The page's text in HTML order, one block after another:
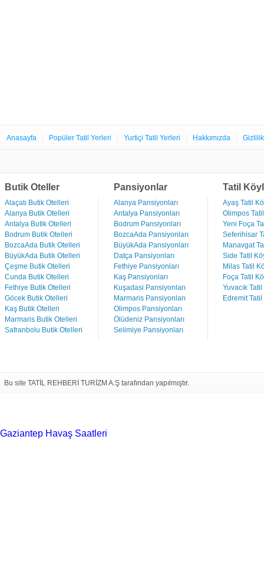
Anasayfa Popüler Tatil Yerleri Yurtiçi Tatil Yerleri Hakkımızda
Butik Oteller
Alaçatı Butik Otelleri
Alanya Butik Otelleri
Antalya Butik Otelleri
Bodrum Butik Otelleri
BozcaAda Butik Otelleri
BüyükAda Butik Otelleri
Çeşme Butik Otelleri
Cunda Butik Otelleri
Fethiye Butik Otelleri
Göcek Butik Otelleri
Kaş Butik Otelleri
Marmaris Butik Otelleri
Safranbolu Butik Otelleri
Pansiyonlar
Alanya Pansiyonları
Antalya Pansiyonları
Bodrum Pansiyonları
BozcaAda Pansiyonları
BüyükAda Pansiyonları
Datça Pansiyonları
Fethiye Pansiyonları
Kaş Pansiyonları
Kuşadasi Pansiyonları
Marmaris Pansiyonları
Olimpos Pansiyonları
Ölüdeniz Pansiyonları
Selimiye Pansiyonları
Tatil
Ayaş Tatil
Olimpos
Yeni Foça
Seferihisar
Manavgat
Side Tatil
Milas Tatil
Foça Tatil
Yuvacık
Edremit
Bu site TATİL REHBERİ TURİZM A.Ş tarafından yapılmıştır.
Gaziantep Havaş Saatleri